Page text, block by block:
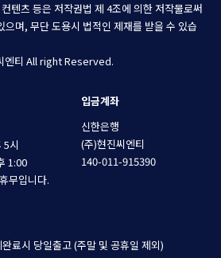
텐츠 등은 저작권법 제 4조에 의한 저작물로써
며, 무단 도용시 법적인 제재를 받을 수 있습
엔티 All right Reserved.
5시
1:00
무입니다.
입금계좌
신한은행
(주)현진씨엔티
140-011-915390
료시 당일출고 (주말 및 공휴일 제외)